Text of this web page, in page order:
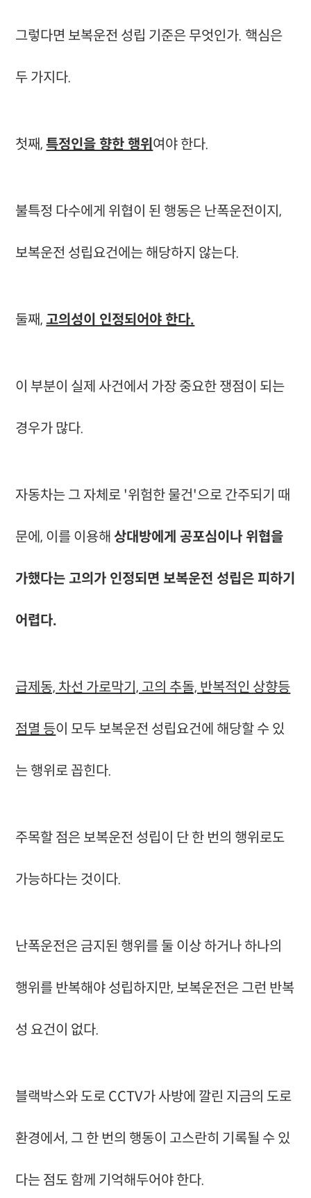
그렇다면 보복운전 성립 기준은 무엇인가. 핵심은
두 가지다.
첫째,특정인을 향한 행위 여야 한다.
불특정 다수에게 위협이 된 행동은 난폭운전이지,
보복운전 성립요건에는 해당하지 않는다.
둘째,고의성이 인정되어야 한다.
이 부분이 실제 사건에서 가장 중요한 쟁점이 되는
경우가 많다.
자동차는 그 자체로 '위험한 물건'으로 간주되기 때
문에, 이를 이용해상대방에게 공포심이나 위협을
가했다는 고의가 인정되면 보복운전 성립은 피하기
어렵다.
급제동, 차선 가로막기, 고의 추돌, 반복적인 상향등
점멸 등이 모두 보복운전 성립요건에 해당할 수 있
는 행위로 꼽힌다.
주목할 점은 보복운전 성립이 단 한 번의 행위로도
가능하다는 것이다.
난폭운전은 금지된 행위를 둘 이상 하거나 하나의
행위를 반복해야 성립하지만, 보복운전은 그런 반복
성 요건이 없다.
블랙박스와 도로 CCTV가 사방에 깔린 지금의 도로
환경에서, 그 한 번의 행동이 고스란히 기록될 수 있
다는 점도 함께 기억해두어야 한다.